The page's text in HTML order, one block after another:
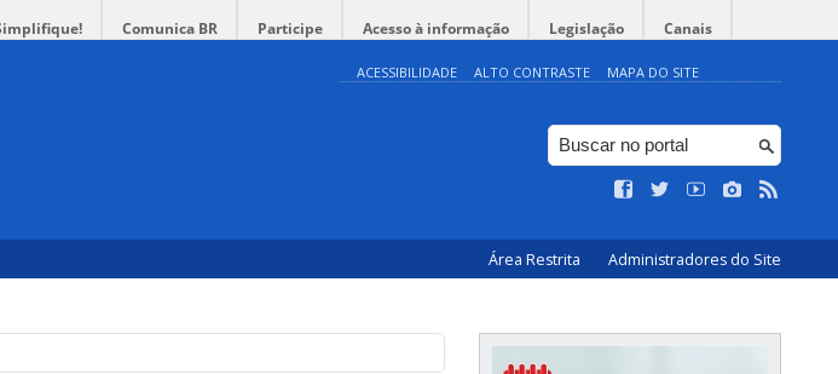
Comunica BR Participe Acesso à informação Legislação Canais
ACESSIBILIDADE ALTO CONTRASTE MAPA DO SITE
Área Restrita Administradores do Site